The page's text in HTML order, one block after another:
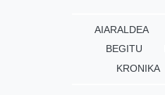
AIARALDEA
BEGITU
KRONIKA